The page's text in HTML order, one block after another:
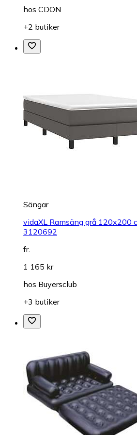
hos CDON
+2 butiker
Sängar
vidaXL Ramsäng grå 120x200
3120692
fr.
1 165 kr
hos Buyersclub
+3 butiker